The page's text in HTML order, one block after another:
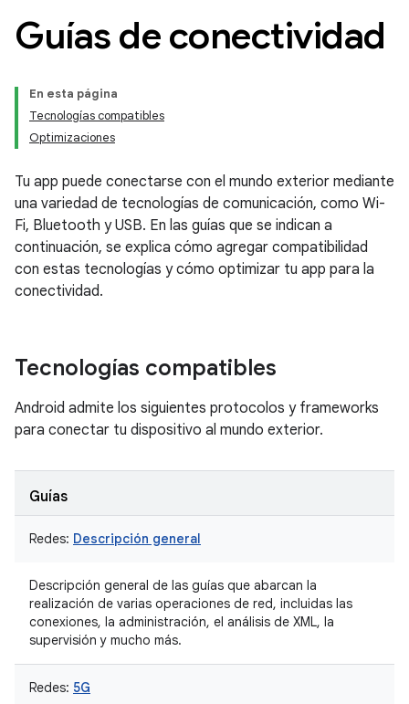
Guías de conectividad
En esta página
Tecnologías compatibles
Optimizaciones
Tu app puede conectarse con el mundo exterior mediante
una variedad de tecnologías de comunicación, como Wi-
Fi, Bluetooth y USB. En las guías que se indican a
continuación, se explica cómo agregar compatibilidad
con estas tecnologías y cómo optimizar tu app para la
conectividad.
Tecnologías compatibles
Android admite los siguientes protocolos y frameworks
para conectar tu dispositivo al mundo exterior.
Guías
Redes: Descripción general
Descripción general de las guías que abarcan la
realización de varias operaciones de red, incluidas las
conexiones, la administración, el análisis de XML, la
supervisión y mucho más.
Redes: 5G